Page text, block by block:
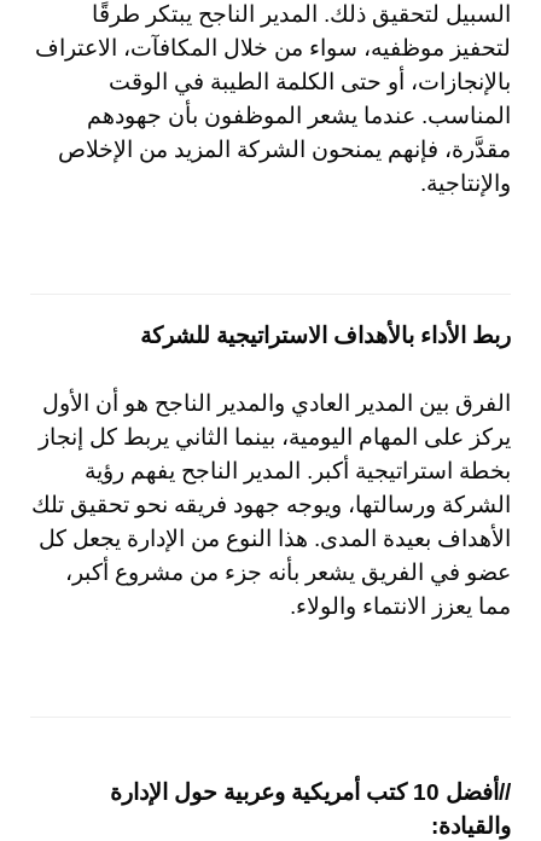
السبيل لتحقيق ذلك. المدير الناجح يبتكر طرقًا
لتحفيز موظفيه، سواء من خلال المكافآت، الاعتراف
بالإنجازات، أو حتى الكلمة الطيبة في الوقت
المناسب. عندما يشعر الموظفون بأن جهودهم
مقدَّرة، فإنهم يمنحون الشركة المزيد من الإخلاص
والإنتاجية.
ربط الأداء بالأهداف الاستراتيجية للشركة
الفرق بين المدير العادي والمدير الناجح هو أن الأول
يركز على المهام اليومية، بينما الثاني يربط كل إنجاز
بخطة استراتيجية أكبر. المدير الناجح يفهم رؤية
الشركة ورسالتها، ويوجه جهود فريقه نحو تحقيق تلك
الأهداف بعيدة المدى. هذا النوع من الإدارة يجعل كل
عضو في الفريق يشعر بأنه جزء من مشروع أكبر،
مما يعزز الانتماء والولاء.
//أفضل 10 كتب أمريكية وعربية حول الإدارة
والقيادة: